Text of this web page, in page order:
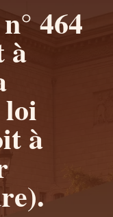
464
à
à